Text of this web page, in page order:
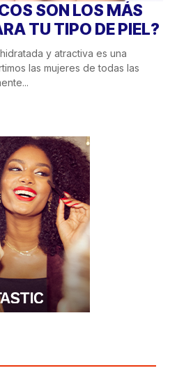
SON LOS MÁS
TU TIPO DE PIEL?
y atractiva es una
las mujeres de todas las